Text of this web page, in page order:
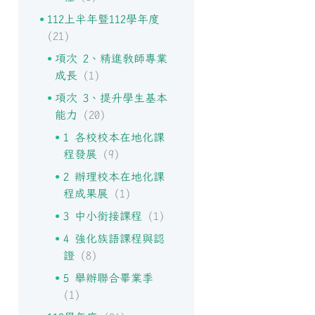
112上半年暨112學年度
(21)
項次 2、精進教師專業
成長 (1)
項次 3、提升學生基本
能力
(20)
1 各校校本在地化課
程發展 (9)
2 辦理校本在地化課
程成果展 (1)
3 中小銜接課程 (1)
4 強化族語課程與認
證(8)
5 舉辦聯合畢業季
(1)